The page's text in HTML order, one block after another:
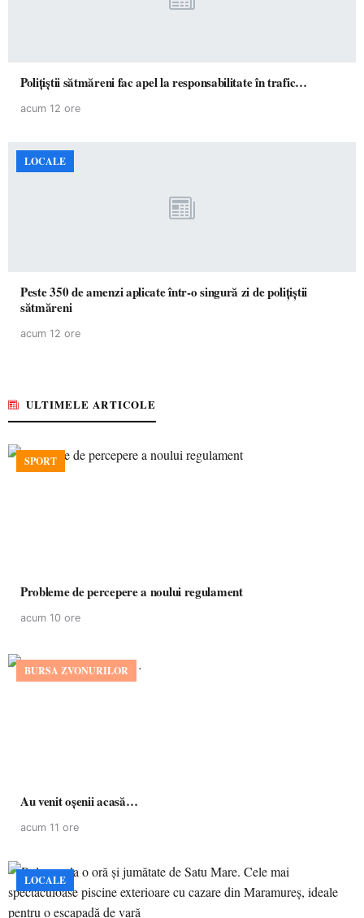
Polițiștii sătmăreni fac apel la responsabilitate în trafic…
acum 12 ore
LOCALE
Peste 350 de amenzi aplicate într-o singură zi de polițiștii
sătmăreni
acum 12 ore
ULTIMELE ARTICOLE
SPORT
Probleme de percepere a noului regulament
acum 10 ore
BURSA ZVONURILOR
Au venit oșenii acasă…
acum 11 ore
LOCALE